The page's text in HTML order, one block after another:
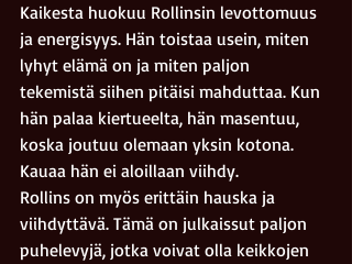
Kaikesta huokuu Rollinsin levottomuus
ja energisyys. Hän toistaa usein, miten
lyhyt elämä on ja miten paljon
tekemistä siihen pitäisi mahduttaa. Kun
hän palaa kiertueelta, hän masentuu,
koska joutuu olemaan yksin kotona.
Kauaa hän ei aloillaan viihdy.
Rollins on myös erittäin hauska ja
viihdyttävä. Tämä on julkaissut paljon
puhelevyjä, jotka voivat olla keikkojen